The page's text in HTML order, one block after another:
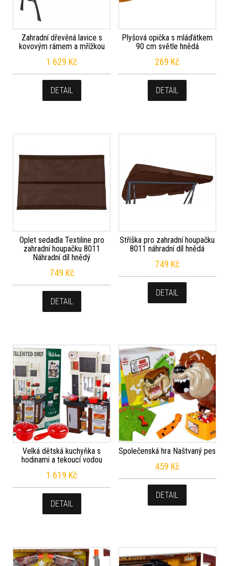
Zahradní dřevěná lavice s
kovovým rámem a mřížkou
1 629 Kč
DETAIL
Plyšová opička s mláďátkem
90 cm světle hnědá
269 Kč
DETAIL
Oplet sedadla Textiline pro
zahradní houpačku 8011
Náhradní díl hnědý
749 Kč
DETAIL
Stříška pro zahradní houpačku
8011 náhradní díl hnědá
749 Kč
DETAIL
Velká dětská kuchyňka s
hodinami a tekoucí vodou
1 619 Kč
DETAIL
Společenská hra Naštvaný pes
459 Kč
DETAIL